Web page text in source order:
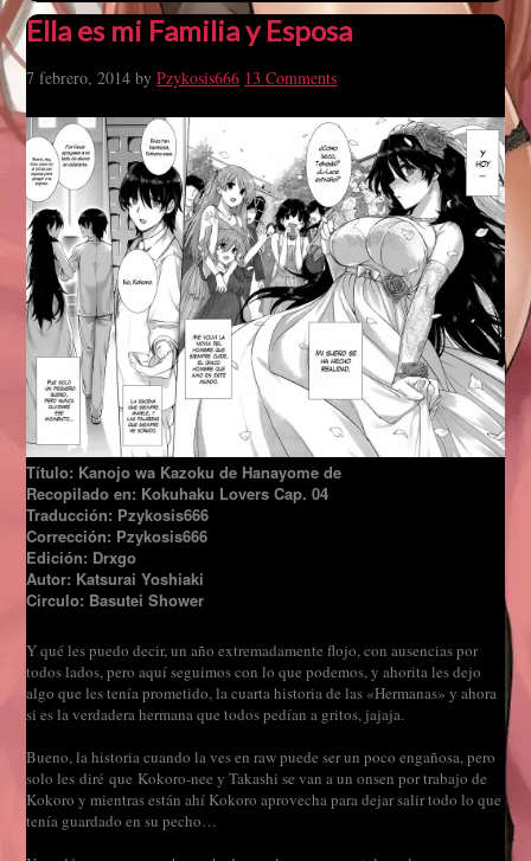
Ella es mi Familia y Esposa
7 febrero, 2014 byPzykosis666 13 Comments
Título: Kanojo wa Kazoku de Hanayome de
Recopilado en: Kokuhaku Lovers Cap. 04
Traducción: Pzykosis666
Corrección: Pzykosis666
Edición: Drxgo
Autor: Katsurai Yoshiaki
Circulo: Basutei Shower
Y qué les puedo decir, un año extremadamente flojo, con ausencias por
todos lados, pero aquí seguimos con lo que podemos, y ahorita les dejo
algo que les tenía prometido, la cuarta historia de las «Hermanas» y ahora
si es la verdadera hermana que todos pedían a gritos, jajaja.
Bueno, la historia cuando la ves en raw puede ser un poco engañosa, pero
solo les diré que Kokoro-nee y Takashi se van a un onsen por trabajo de
Kokoro y mientras están ahí Kokoro aprovecha para dejar salir todo lo que
tenía guardado en su pecho…